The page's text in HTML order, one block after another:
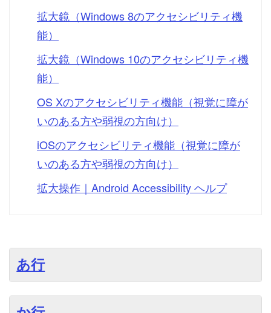
拡大鏡（Windows 8のアクセシビリティ機
能）
拡大鏡（Windows 10のアクセシビリティ機
能）
OS Xのアクセシビリティ機能（視覚に障が
いのある方や弱視の方向け）
iOSのアクセシビリティ機能（視覚に障が
いのある方や弱視の方向け）
拡大操作｜Android Accessibility ヘルプ
あ行